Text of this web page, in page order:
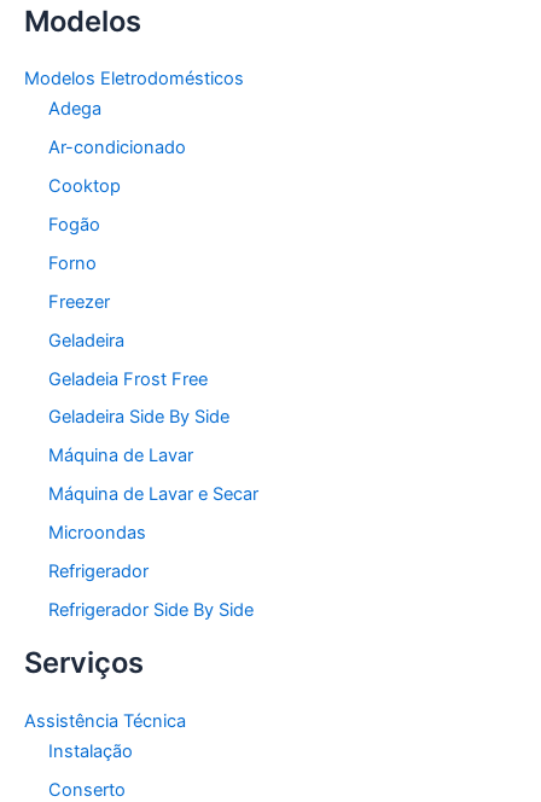
Modelos
Modelos Eletrodomésticos
Adega
Ar-condicionado
Cooktop
Fogão
Forno
Freezer
Geladeira
Geladeia Frost Free
Geladeira Side By Side
Máquina de Lavar
Máquina de Lavar e Secar
Microondas
Refrigerador
Refrigerador Side By Side
Serviços
Assistência Técnica
Instalação
Conserto